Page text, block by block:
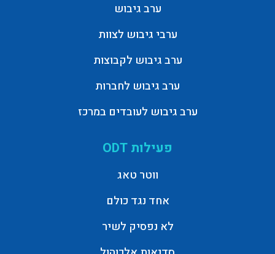
ערב גיבוש
ערבי גיבוש לצוות
ערב גיבוש לקבוצות
ערב גיבוש לחברות
ערב גיבוש לעובדים במרכז
פעילות ODT
ווטר טאג
אחד נגד כולם
לא נפסיק לשיר